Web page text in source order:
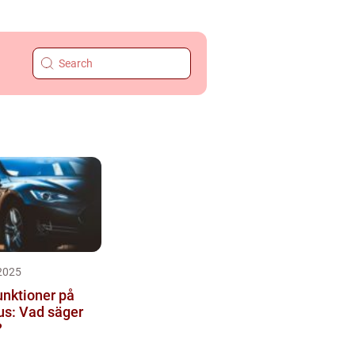
på
Vad säger